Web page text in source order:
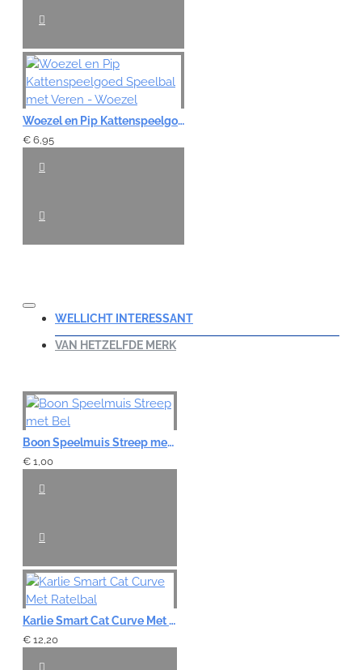
Woezel en Pip Kattenspeelgoed Speelbal met Veren - Woezel
€ 6,95
WELLICHT INTERESSANT
VAN HETZELFDE MERK
Boon Speelmuis Streep met Bel
€ 1,00
Karlie Smart Cat Curve Met Ratelbal
€ 12,20